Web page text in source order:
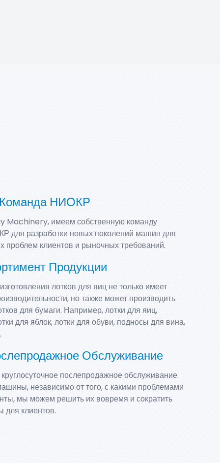
НИОКР
Machinery, имеем собственную команду
для разработки новых поколений машин для
проблем клиентов и рыночных требований.
Продукции
лотков для яиц не только имеет
но также может производить
для бумаги. Например, лотки для яиц,
для яблок, лотки для обуви, подносы для вина,
Обслуживание
послепродажное обслуживание.
независимо от того, с какими проблемами
мы можем решить их вовремя и сократить
для клиентов.